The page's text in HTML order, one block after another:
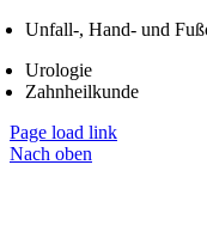
Unfall-, Hand- und
Urologie
Zahnheilkunde
Page load link
Nach oben